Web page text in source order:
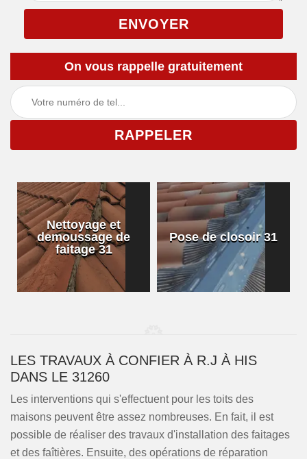
On vous rappelle gratuitement
Nettoyage et
demoussage de
faitage 31
Pose de closoir 31
LES TRAVAUX À CONFIER À R.J À HIS
DANS LE 31260
Les interventions qui s'effectuent pour les toits des
maisons peuvent être assez nombreuses. En fait, il est
possible de réaliser des travaux d'installation des faitages
et des faîtières. Ensuite, des opérations de réparation